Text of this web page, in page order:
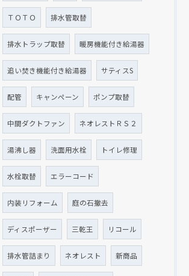
ＴＯＴＯ 排水管取替
排水トラップ取替 暖房機能付き給湯器
追い焚き機能付き給湯器 サティスS
配管 キャンペーン ポンプ取替
中間ダクトファン ネオレストＲＳ２
湯沸し器 洗面用水栓 トイレ修理
水栓取替 エラーコード
内装リフォーム 庭の石撤去
ディスポーザー 三乾王 リコール
排水管詰まり ネオレスト 新商品